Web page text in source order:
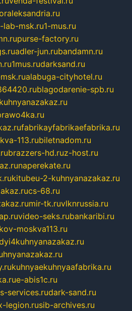
lab-msk.ru1-mus.ru
purse-factory.ru
adler-jun.rubandamn.ru
1mus.rudarksand.ru
alabuga-cityhotel.ru
blagodarenie-spb.ru
fabrikayfabrikaefabrika.ru
113.rubiletnadom.ru
brazzers-hd.ruz-host.ru
naperekate.ru
kitubeu-2-kuhnyanazakaz.ru
cs-68.ru
mir-tk.ruvlknrussia.ru
video-seks.rubankaribi.ru
moskva113.ru
kuhnyaekuhnyaafabrika.ru
e-abis1c.ru
services.rudark-sand.ru
legion.rusib-archives.ru